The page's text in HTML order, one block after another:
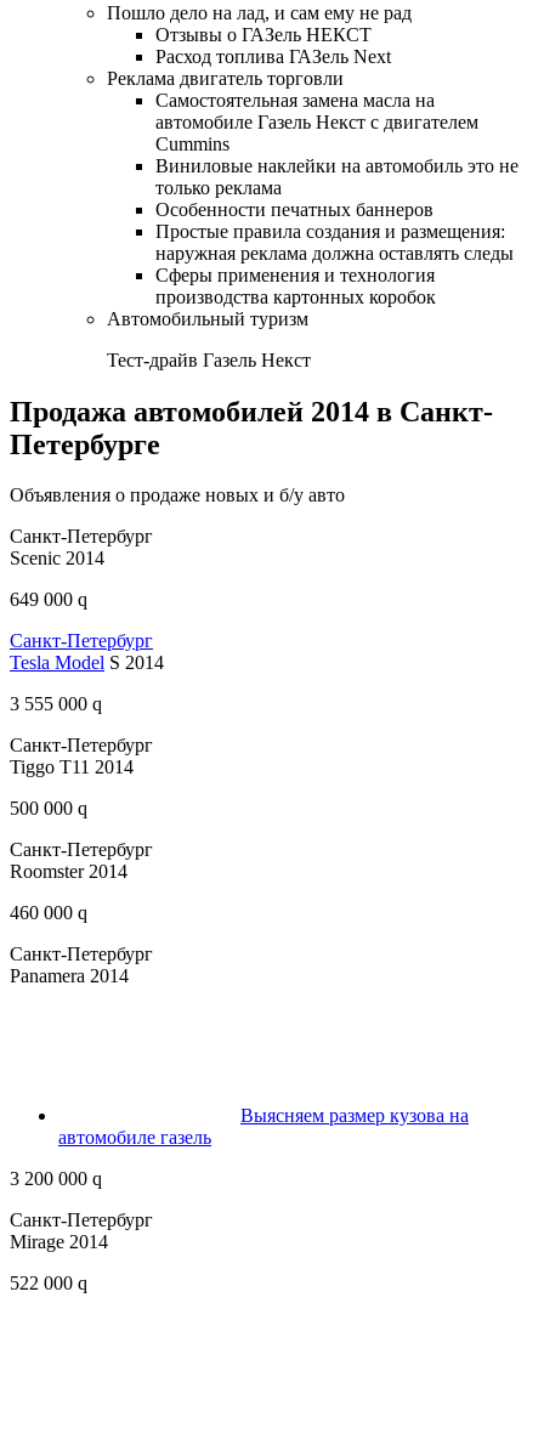
Пошло дело на лад, и сам ему не рад
Отзывы о ГАЗель НЕКСТ
Расход топлива ГАЗель Next
Реклама двигатель торговли
Самостоятельная замена масла на
автомобиле Газель Некст с двигателем
Cummins
Виниловые наклейки на автомобиль это не
только реклама
Особенности печатных баннеров
Простые правила создания и размещения:
наружная реклама должна оставлять следы
Сферы применения и технология
производства картонных коробок
Автомобильный туризм
Тест-драйв Газель Некст
Продажа автомобилей 2014 в Санкт-
Петербурге
Объявления о продаже новых и б/у авто
Санкт-Петербург
Scenic 2014
649 000 q
Санкт-Петербург
Tesla Model S 2014
3 555 000 q
Санкт-Петербург
Tiggo T11 2014
500 000 q
Санкт-Петербург
Roomster 2014
460 000 q
Санкт-Петербург
Panamera 2014
Выясняем размер кузова на
автомобиле газель
3 200 000 q
Санкт-Петербург
Mirage 2014
522 000 q